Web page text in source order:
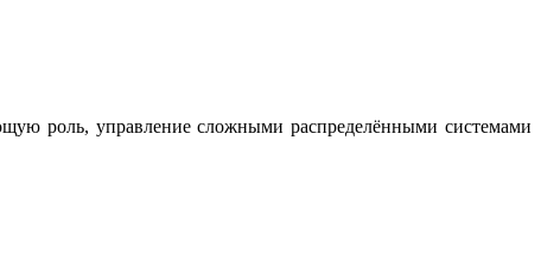
роль, управление сложными распределёнными системами